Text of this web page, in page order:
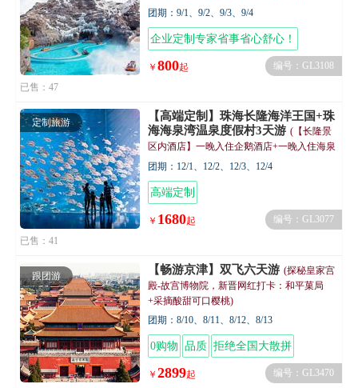
团期：9/1、9/2、9/3、9/4
企业定制专家省事省心舒心！
￥ 800起
编号：GL3108
已售：47
定制旅游
【高端定制】珠海长隆海洋王国+珠
海海泉湾温泉度假村3天游 (【长隆景
区内酒店】一晚入住企鹅酒店+一晚入住海泉
湾温泉酒店)
团期：12/1、12/2、12/3、12/4
高端定制
￥ 1680起
编号：GL3077
已售：41
跟团游 【畅游京津】双飞六天游 (探秘皇家宫
殿-故宫博物院，新晋网红打卡：和平菓局
+采摘酸甜可口樱桃)
团期：8/10、8/11、8/12、8/13
0购物 品质 拒绝全国大散拼
￥ 2899起
编号：GL3470